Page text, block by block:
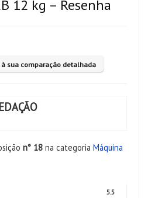
12 kg – Resenha
sua comparação detalhada
n° 18 na categoria Máquina
5.5